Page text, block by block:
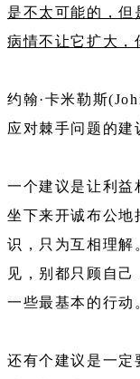
是不太可能的，但
病情不让它扩大，
约翰·卡米勒斯
应对棘手问题的建
一个建议是让利益
坐下来开诚布公
识，只为互相理解
见，别都只顾自
一些最基本的行动
还有个建议是一定